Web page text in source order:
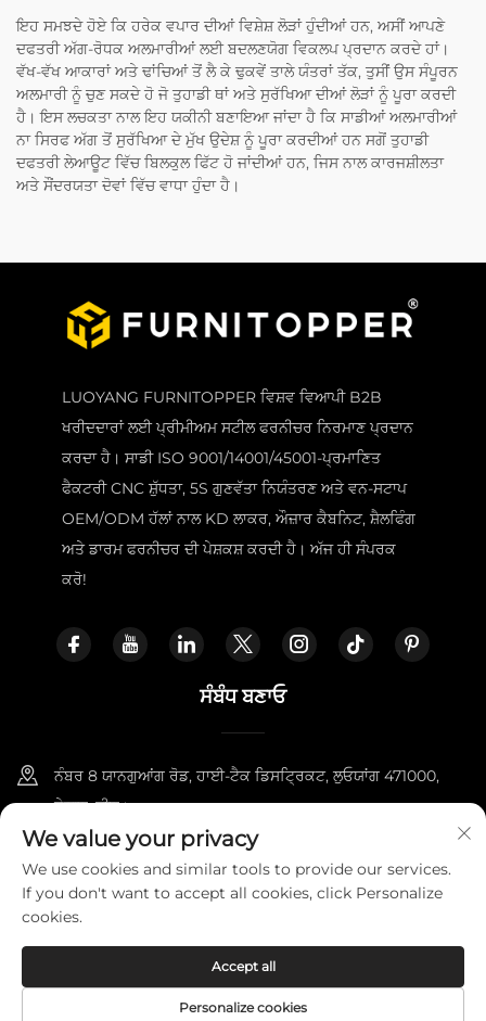
ਇਹ ਸਮਝਦੇ ਹੋਏ ਕਿ ਹਰੇਕ ਵਪਾਰ ਦੀਆਂ ਵਿਸ਼ੇਸ਼ ਲੋੜਾਂ ਹੁੰਦੀਆਂ ਹਨ, ਅਸੀਂ ਆਪਣੇ
ਦਫਤਰੀ ਅੱਗ-ਰੋਧਕ ਅਲਮਾਰੀਆਂ ਲਈ ਬਦਲਣਯੋਗ ਵਿਕਲਪ ਪ੍ਰਦਾਨ ਕਰਦੇ ਹਾਂ।
ਵੱਖ-ਵੱਖ ਆਕਾਰਾਂ ਅਤੇ ਢਾਂਚਿਆਂ ਤੋਂ ਲੈ ਕੇ ਢੁਕਵੇਂ ਤਾਲੇ ਯੰਤਰਾਂ ਤੱਕ, ਤੁਸੀਂ ਉਸ ਸੰਪੂਰਨ
ਅਲਮਾਰੀ ਨੂੰ ਚੁਣ ਸਕਦੇ ਹੋ ਜੋ ਤੁਹਾਡੀ ਥਾਂ ਅਤੇ ਸੁਰੱਖਿਆ ਦੀਆਂ ਲੋੜਾਂ ਨੂੰ ਪੂਰਾ ਕਰਦੀ
ਹੈ। ਇਸ ਲਚਕਤਾ ਨਾਲ ਇਹ ਯਕੀਨੀ ਬਣਾਇਆ ਜਾਂਦਾ ਹੈ ਕਿ ਸਾਡੀਆਂ ਅਲਮਾਰੀਆਂ
ਨਾ ਸਿਰਫ ਅੱਗ ਤੋਂ ਸੁਰੱਖਿਆ ਦੇ ਮੁੱਖ ਉਦੇਸ਼ ਨੂੰ ਪੂਰਾ ਕਰਦੀਆਂ ਹਨ ਸਗੋਂ ਤੁਹਾਡੀ
ਦਫਤਰੀ ਲੇਆਊਟ ਵਿੱਚ ਬਿਲਕੁਲ ਫਿੱਟ ਹੋ ਜਾਂਦੀਆਂ ਹਨ, ਜਿਸ ਨਾਲ ਕਾਰਜਸ਼ੀਲਤਾ
ਅਤੇ ਸੌਂਦਰਯਤਾ ਦੋਵਾਂ ਵਿੱਚ ਵਾਧਾ ਹੁੰਦਾ ਹੈ।
LUOYANG FURNITOPPER ਵਿਸ਼ਵ ਵਿਆਪੀ B2B
ਖਰੀਦਦਾਰਾਂ ਲਈ ਪ੍ਰੀਮੀਅਮ ਸਟੀਲ ਫਰਨੀਚਰ ਨਿਰਮਾਣ ਪ੍ਰਦਾਨ
ਕਰਦਾ ਹੈ। ਸਾਡੀ ISO 9001/14001/45001-ਪ੍ਰਮਾਣਿਤ
ਫੈਕਟਰੀ CNC ਸ਼ੁੱਧਤਾ, 5S ਗੁਣਵੱਤਾ ਨਿਯੰਤਰਣ ਅਤੇ ਵਨ-ਸਟਾਪ
OEM/ODM ਹੱਲਾਂ ਨਾਲ KD ਲਾਕਰ, ਔਜ਼ਾਰ ਕੈਬਨਿਟ, ਸ਼ੈਲਫਿੰਗ
ਅਤੇ ਡਾਰਮ ਫਰਨੀਚਰ ਦੀ ਪੇਸ਼ਕਸ਼ ਕਰਦੀ ਹੈ। ਅੱਜ ਹੀ ਸੰਪਰਕ
ਕਰੋ!
ਸੰਬੰਧ ਬਣਾਓ
ਨੰਬਰ 8 ਯਾਨਗੁਆਂਗ ਰੋਡ, ਹਾਈ-ਟੈਕ ਡਿਸਟ੍ਰਿਕਟ, ਲੁਓਯਾਂਗ 471000,
ਹੇਨਾਨ, ਚੀਨ।
+86-18338800729
[email protected]
ਕਾਪੀਰਾਈਟ © 2025 ਲੁਓਯਾਂਗ ਫਰਨੀਟੌਪਰ ਇੰਪੋਰਟ ਐਂਡ ਐਕਸਪੋਰਟ ਟਰੇਡਿੰਗ ਕੰਪਨੀ
ਲਿਮਟਿਡ ਦੁਆਰਾ। ਗੋਪਨੀਯਤਾ ਸਹਿਤੀ
We value your privacy
We use cookies and similar tools to provide our services.
If you don't want to accept all cookies, click Personalize
cookies.
Personalize cookies
Accept all